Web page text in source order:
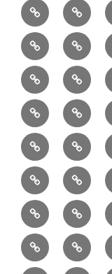
料
ュ
エ
リ
ー
6/10：
読
書
7/10：
食・
健
康
②
半
月
型
③
巾
着
袋
（縦
長）
⑧
メ
ッ
セ
ン
ジ
ャ
ー
⑨
ミ
シ
ン
カ
バ
ー
⑭
ボ
ッ
ク
ス
型
⑮
ボ
ス
ト
ン
⑳
ハ
ン
ド
バ
ッ
グ
お
取
引
の
流
れ
プ
ラ
イ
バ
シ
ー
ラ
ン
デ
ィ
ン
グ
㉒
エ
コ
バ
㉓
楽
器
入
㉘
カ
㉙
ク